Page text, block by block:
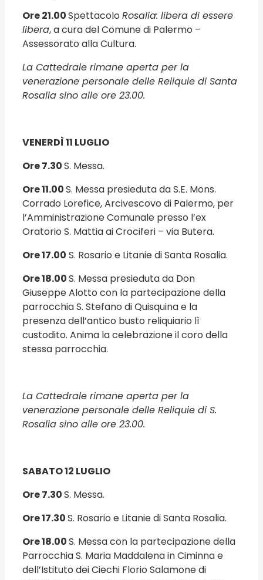
Ore 21.00Spettacolo Rosalia: libera di essere
libera, a cura del Comune di Palermo –
Assessorato alla Cultura.
La Cattedrale rimane aperta per la
venerazione personale delle Reliquie di Santa
Rosalia sino alle ore 23.00.
VENERDÌ 11 LUGLIO
Ore 7.30S. Messa.
Ore 11.00S. Messa presieduta da S.E. Mons.
Corrado Lorefice, Arcivescovo di Palermo, per
l’Amministrazione Comunale presso l’ex
Oratorio S. Mattia ai Crociferi – via Butera.
Ore 17.00 S. Rosario e Litanie di Santa Rosalia.
Ore 18.00S. Messa presieduta da Don
Giuseppe Alotto con la partecipazione della
parrocchia S. Stefano di Quisquina e la
presenza dell’antico busto reliquiario lì
custodito. Anima la celebrazione il coro della
stessa parrocchia.
La Cattedrale rimane aperta per la
venerazione personale delle Reliquie di S.
Rosalia sino alle ore 23.00.
SABATO 12 LUGLIO
Ore 7.30S. Messa.
Ore 17.30S. Rosario e Litanie di Santa Rosalia.
Ore 18.00S. Messa con la partecipazione della
Parrocchia S. Maria Maddalena in Ciminna e
dell’Istituto dei Ciechi Florio Salamone di